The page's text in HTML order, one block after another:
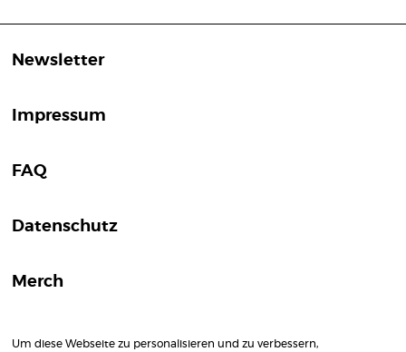
Newsletter
Impressum
FAQ
Datenschutz
Merch
Um diese Webseite zu personalisieren und zu verbessern,